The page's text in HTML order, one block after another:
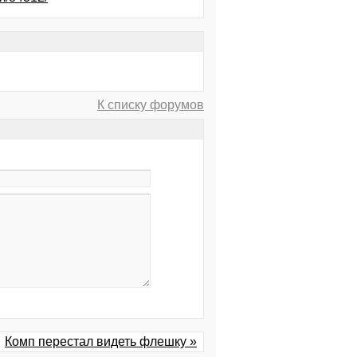
К списку форумов
Комп перестал видеть флешку »